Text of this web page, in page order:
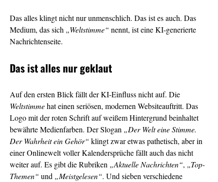
Das alles klingt nicht nur unmenschlich. Das ist es auch. Das
Medium, das sich „Weltstimme“ nennt, ist eine KI-generierte
Nachrichtenseite.
Das ist alles nur geklaut
Auf den ersten Blick fällt der KI-Einfluss nicht auf. Die
Weltstimmehat einen seriösen, modernen Websiteauftritt. Das
Logo mit der roten Schrift auf weißem Hintergrund beinhaltet
bewährte Medienfarben. Der Slogan „Der Welt eine Stimme.
Der Wahrheit ein Gehör“ klingt zwar etwas pathetisch, aber in
einer Onlinewelt voller Kalendersprüche fällt auch das nicht
weiter auf. Es gibt die Rubriken „Aktuelle Nachrichten“, „Top-
Themen“ und „Meistgelesen“. Und sieben verschiedene